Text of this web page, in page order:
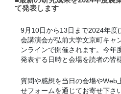
て発表します
9月10日から13日まで2024年度
会講演会が弘前大学文京町キャ
ンラインで開催されます。今年
発表する日時と会場を読者の皆
質問や感想を当日の会場やWeb
せフォームを通じてお寄せ下さ